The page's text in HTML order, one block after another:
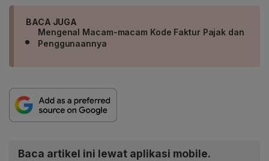
BACA JUGA
Mengenal Macam-macam Kode Faktur Pajak dan
Penggunaannya
Baca artikel ini lewat aplikasi mobile.